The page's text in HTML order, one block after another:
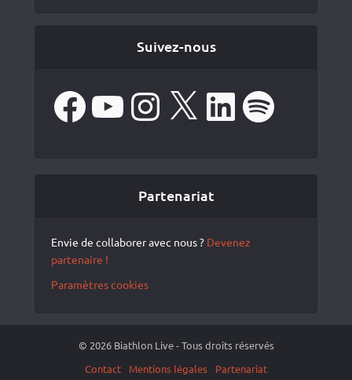
Suivez-nous
FacebookYouTube Instagram LinkedIn Spotify
Partenariat
Envie de collaborer avec nous ? Devenez
partenaire !
Paramètres cookies
© 2026 Biathlon Live - Tous droits réservés
Contact
Mentions légales Partenariat